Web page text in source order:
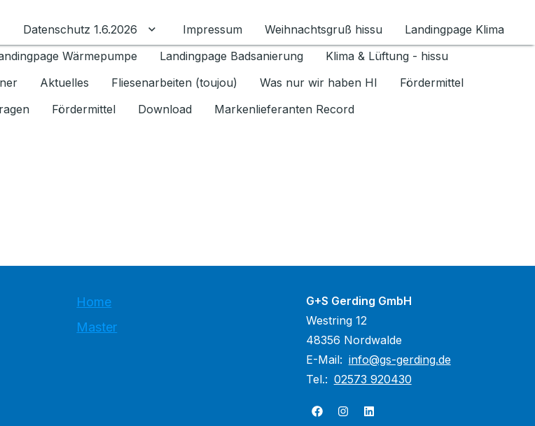
für Ratgeber umschalten
Datenschutz 1.6.2026 Untermenü für Datenschutz 1.6.2026 umschalten
Impressum Weihnachtsgruß hissu
Landingpage Klima
Wärmepumpe Landingpage Badsanierung
Klima & Lüftung - hissu
Aktuelles Fliesenarbeiten (toujou) Was nur wir haben HI
Fördermittel
Fördermittel Download Markenlieferanten Record
Home
Master
G+S Gerding GmbH
Westring 12
48356 Nordwalde
E-Mail: info@gs-gerding.de
Tel.: 02573 920430